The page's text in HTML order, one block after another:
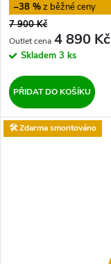
–38 %
7 900 Kč
4 890 Kč
Skladem 3 ks
PŘIDAT DO KOŠÍKU
🛠️ Zdarma smontováno